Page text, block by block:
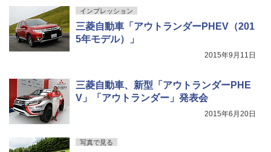
インプレッション
三菱自動車「アウトランダーPHEV（201
5年モデル）」
2015年9月11日
三菱自動車、新型「アウトランダーPHE
V」「アウトランダー」発表会
2015年6月20日
写真で見る